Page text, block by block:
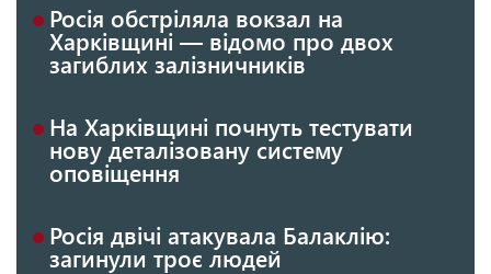
Росія обстріляла вокзал на
Харківщині — відомо про двох
загиблих залізничників
На Харківщині почнуть тестувати
нову деталізовану систему
оповіщення
Росія двічі атакувала Балаклію:
загинули троє людей